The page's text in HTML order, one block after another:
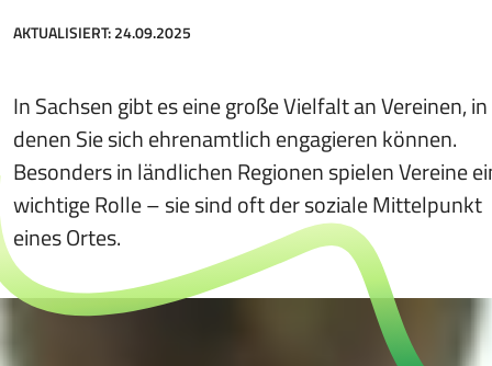
AKTUALISIERT:24.09.2025
In Sachsen gibt es eine große Vielfalt an Vereinen, in
denen Sie sich ehrenamtlich engagieren können.
Besonders in ländlichen Regionen spielen Vereine
wichtige Rolle – sie sind oft der soziale Mittelpunkt
eines Ortes.